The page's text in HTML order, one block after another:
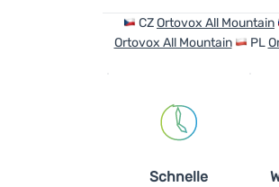
CZOrtovox All Mountain
Ortovox All Mountain
PL
Schnelle